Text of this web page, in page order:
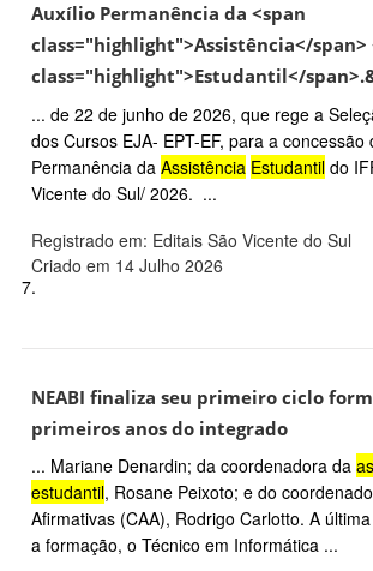
Auxílio Permanência da <span
class="highlight">Assistência</span>
class="highlight">Estudantil</
... de 22 de junho de 2026, que rege a
dos Cursos EJA- EPT-EF, para a concessão
Permanência da Assistência Estudantil do
Vicente do Sul/ 2026. ...
Registrado em: Editais São Vicente do Sul
Criado em 14 Julho 2026
7.
NEABI finaliza seu primeiro ciclo
primeiros anos do integrado
... Mariane Denardin; da coordenadora da
estudantil, Rosane Peixoto; e do
Afirmativas (CAA), Rodrigo Carlotto. A
a formação, o Técnico em Informática ...